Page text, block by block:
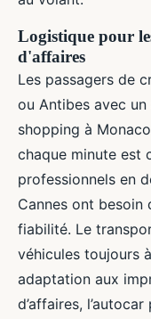
Logistique pour
d'affaires
Les passagers de
ou Antibes avec
shopping à
chaque minute est
professionnels en
Cannes ont
fiabilité. Le
véhicules toujours
adaptation aux
d’affaires,